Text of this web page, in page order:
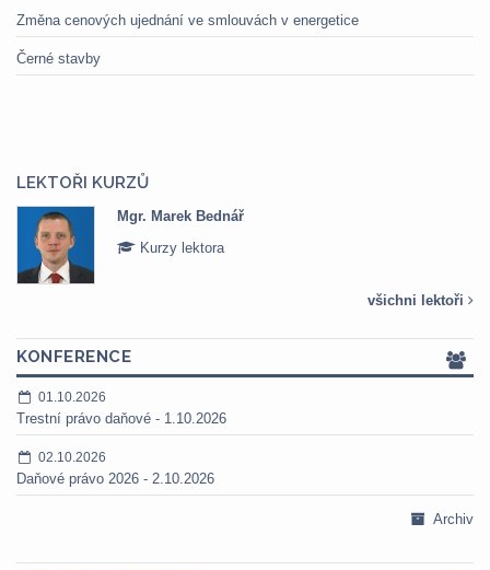
Změna cenových ujednání ve smlouvách v energetice
Černé stavby
LEKTOŘI KURZŮ
Mgr. Marek Bednář
Kurzy lektora
všichni lektoři
KONFERENCE
01.10.2026
Trestní právo daňové - 1.10.2026
02.10.2026
Daňové právo 2026 - 2.10.2026
Archiv